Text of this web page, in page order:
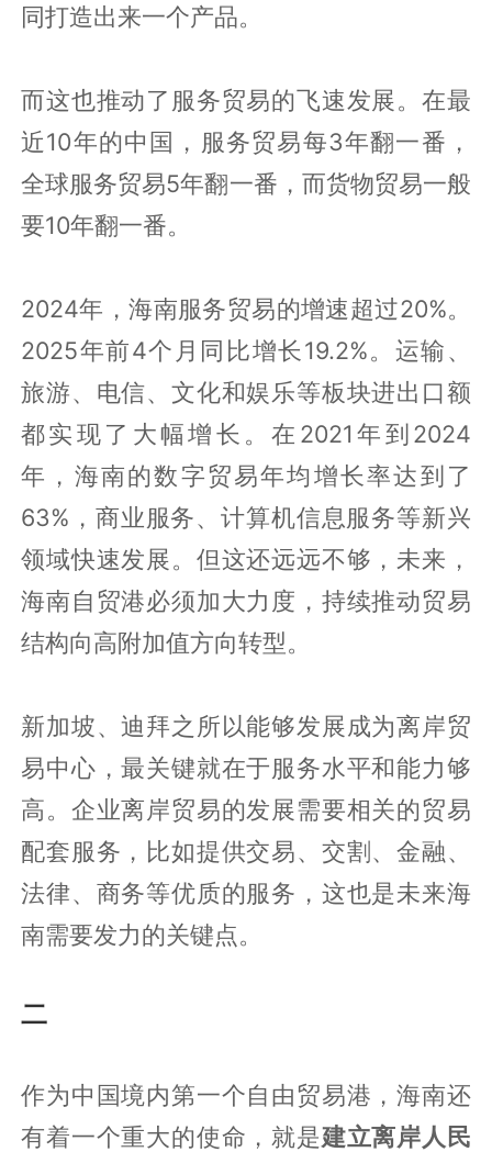
同打造出来一个产品。
而这也推动了服务贸易的飞速发展。在最
近10年的中国，服务贸易每3年翻一番，
全球服务贸易5年翻一番，而货物贸易一般
要10年翻一番。
2024年，海南服务贸易的增速超过20%。
2025年前4个月同比增长19.2%。运输、
旅游、电信、文化和娱乐等板块进出口额
都实现了大幅增长。在2021年到2024
年，海南的数字贸易年均增长率达到了
63%，商业服务、计算机信息服务等新兴
领域快速发展。但这还远远不够，未来，
海南自贸港必须加大力度，持续推动贸易
结构向高附加值方向转型。
新加坡、迪拜之所以能够发展成为离岸贸
易中心，最关键就在于服务水平和能力够
高。企业离岸贸易的发展需要相关的贸易
配套服务，比如提供交易、交割、金融、
法律、商务等优质的服务，这也是未来海
南需要发力的关键点。
二
作为中国境内第一个自由贸易港，海南还
有着一个重大的使命，就是建立离岸人民